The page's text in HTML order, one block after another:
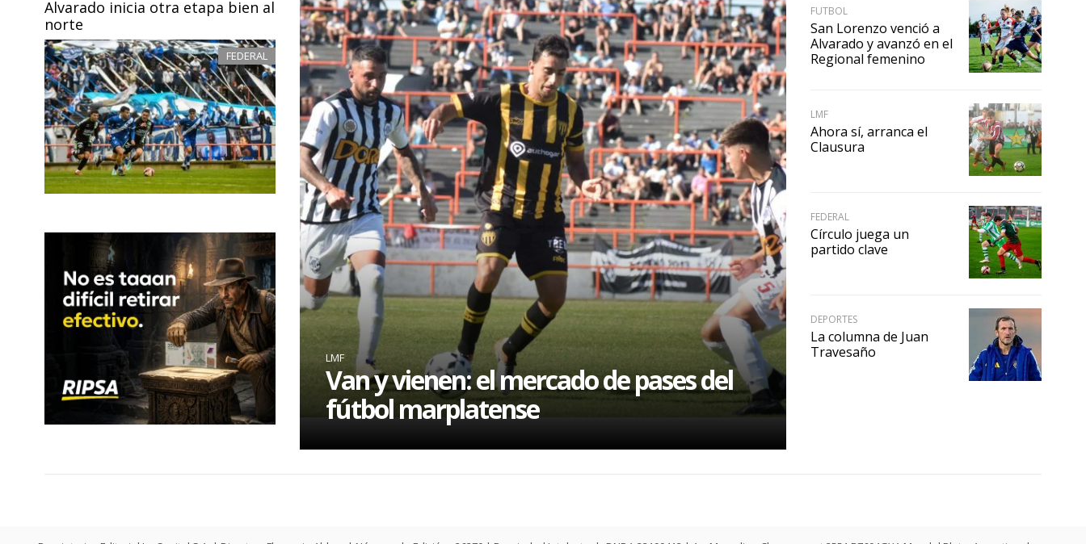
Alvarado inicia otra etapa bien al
norte
FEDERAL
LMF
Van y vienen: el mercado de pases del
fútbol marplatense
FUTBOL
San Lorenzo venció a
Alvarado y avanzó en el
Regional femenino
LMF
Ahora sí, arranca el
Clausura
FEDERAL
Círculo juega un
partido clave
DEPORTES
La columna de Juan
Travesaño